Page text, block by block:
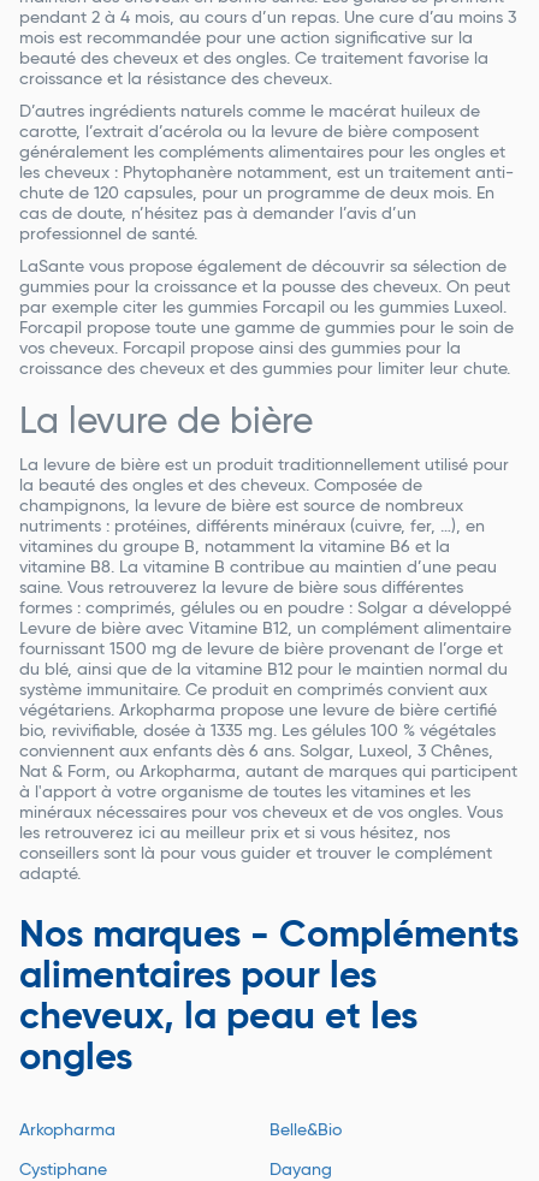
pendant 2 à 4 mois, au cours d’un repas. Une cure d’au moins 3
mois est recommandée pour une action significative sur la
beauté des cheveux et des ongles. Ce traitement favorise la
croissance et la résistance des cheveux.
D’autres ingrédients naturels comme le macérat huileux de
carotte, l’extrait d’acérola ou la levure de bière composent
généralement les compléments alimentaires pour les ongles et
les cheveux : Phytophanère notamment, est un traitement anti-
chute de 120 capsules, pour un programme de deux mois. En
cas de doute, n’hésitez pas à demander l’avis d’un
professionnel de santé.
LaSante vous propose également de découvrir sa sélection de
gummies pour la croissance et la pousse des cheveux. On peut
par exemple citer les gummies Forcapil ou les gummies Luxeol.
Forcapil propose toute une gamme de gummies pour le soin de
vos cheveux. Forcapil propose ainsi des gummies pour la
croissance des cheveux et des gummies pour limiter leur chute.
La levure de bière
La levure de bière est un produit traditionnellement utilisé pour
la beauté des ongles et des cheveux. Composée de
champignons, la levure de bière est source de nombreux
nutriments : protéines, différents minéraux (cuivre, fer, …), en
vitamines du groupe B, notamment la vitamine B6 et la
vitamine B8. La vitamine B contribue au maintien d’une peau
saine. Vous retrouverez la levure de bière sous différentes
formes : comprimés, gélules ou en poudre : Solgar a développé
Levure de bière avec Vitamine B12, un complément alimentaire
fournissant 1500 mg de levure de bière provenant de l’orge et
du blé, ainsi que de la vitamine B12 pour le maintien normal du
système immunitaire. Ce produit en comprimés convient aux
végétariens. Arkopharma propose une levure de bière certifié
bio, revivifiable, dosée à 1335 mg. Les gélules 100 % végétales
conviennent aux enfants dès 6 ans. Solgar, Luxeol, 3 Chênes,
Nat & Form, ou Arkopharma, autant de marques qui participent
à l'apport à votre organisme de toutes les vitamines et les
minéraux nécessaires pour vos cheveux et de vos ongles. Vous
les retrouverez ici au meilleur prix et si vous hésitez, nos
conseillers sont là pour vous guider et trouver le complément
adapté.
Nos marques - Compléments
alimentaires pour les
cheveux, la peau et les
ongles
Arkopharma Belle&Bio
Cystiphane Dayang